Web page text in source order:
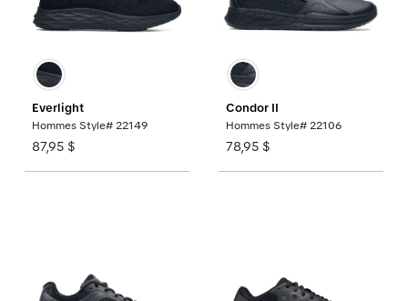
Everlight
Hommes Style# 22149
87,95 $
Condor II
Hommes Style# 22106
78,95 $